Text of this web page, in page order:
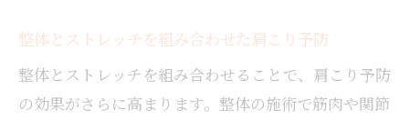
整体とストレッチを組み合わせた肩こり予防
整体とストレッチを組み合わせることで、肩こり予防
の効果がさらに高まります。整体の施術で筋肉や関節